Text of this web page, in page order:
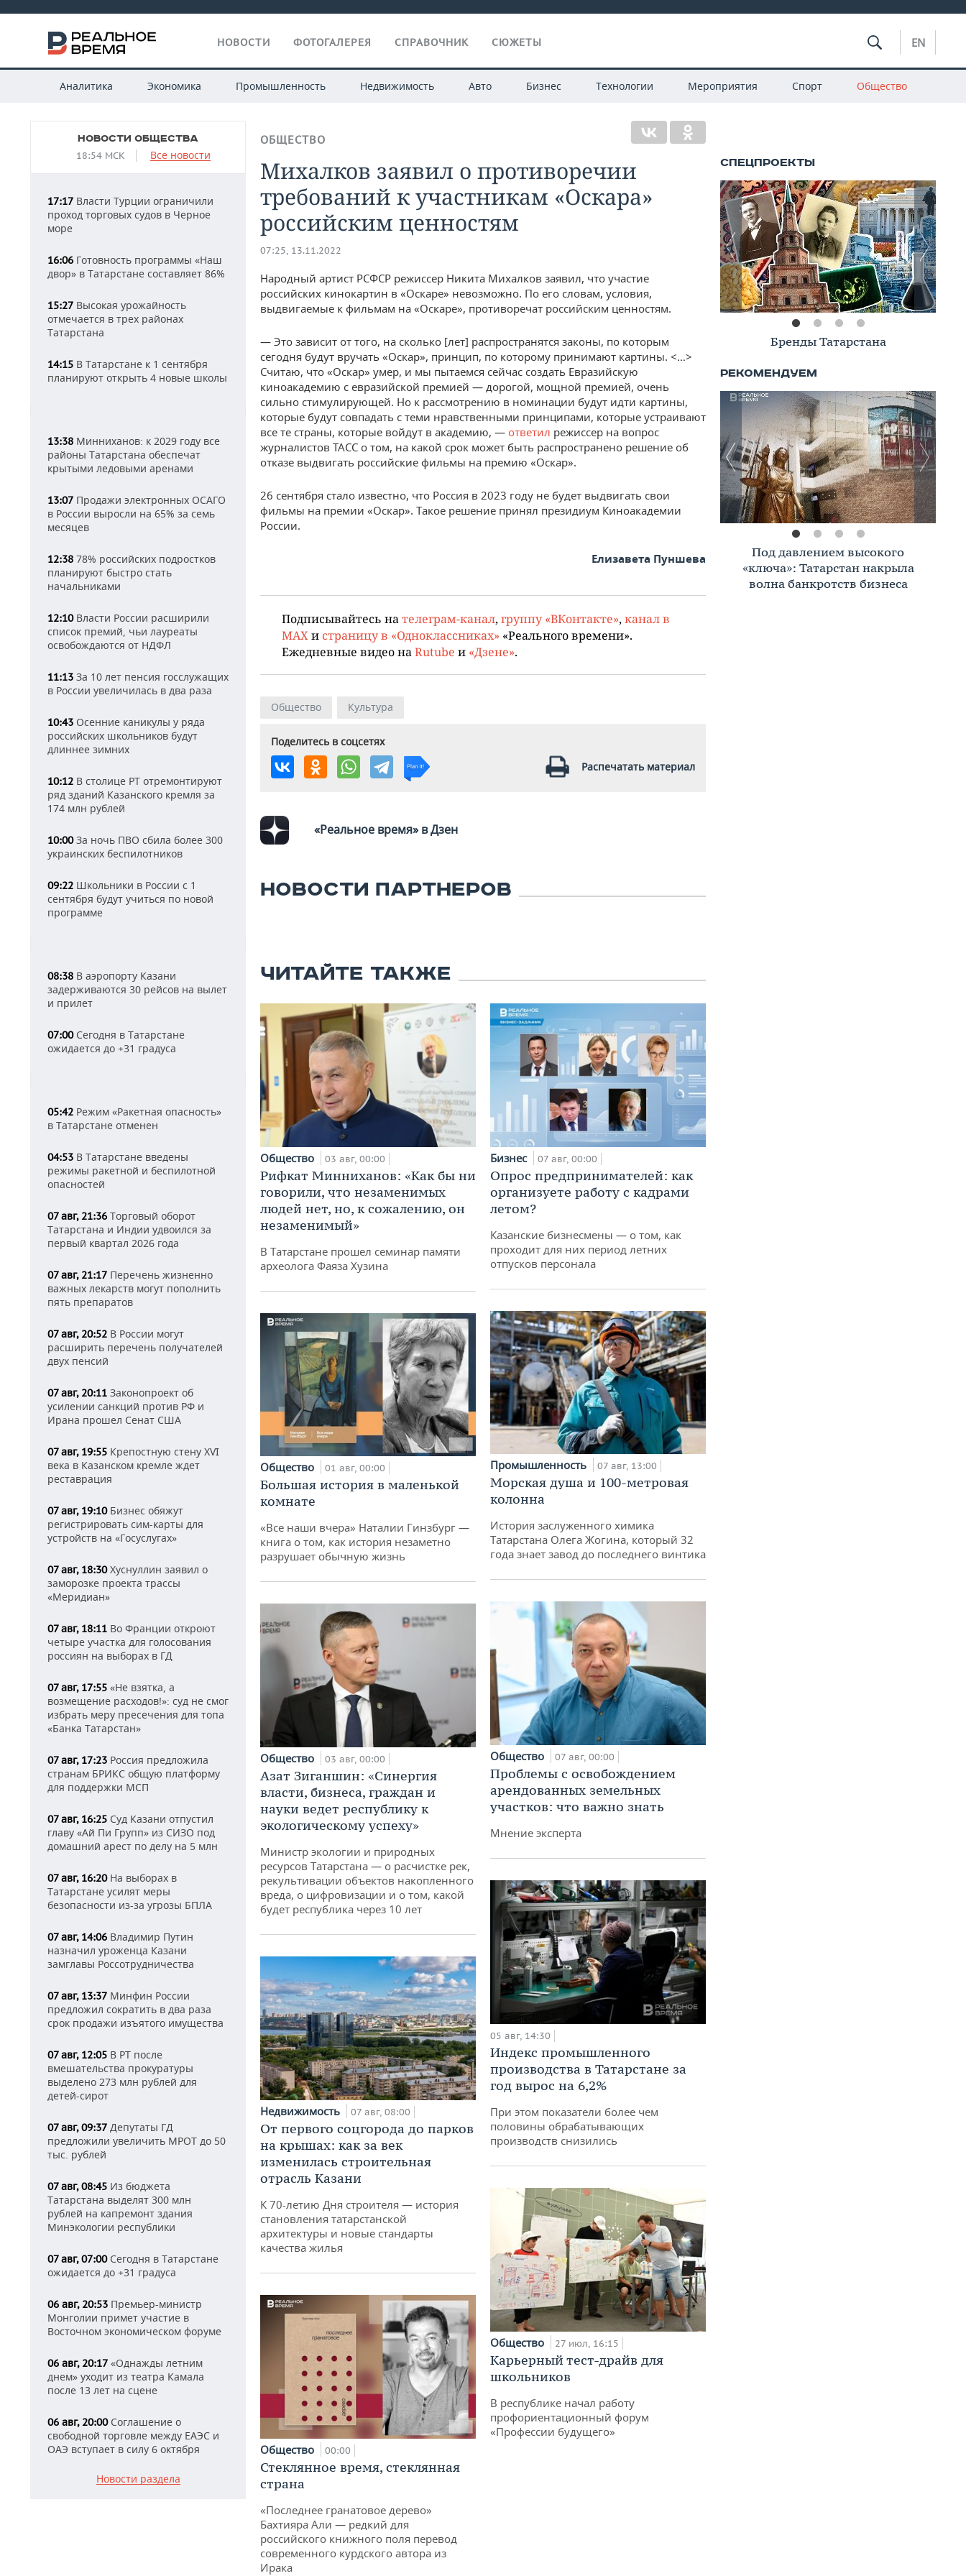
НОВОСТИ ФОТОГАЛЕРЕЯ СПРАВОЧНИК СЮЖЕТЫ EN
Аналитика Экономика Промышленность Недвижимость Авто Бизнес Технологии Мероприятия Спорт Общество
НОВОСТИ ОБЩЕСТВА
18:54 МСК Все новости
17:17 Власти Турции ограничили
проход торговых судов в Черное
море
16:06 Готовность программы «Наш
двор» в Татарстане составляет 86%
15:27 Высокая урожайность
отмечается в трех районах
Татарстана
14:15 В Татарстане к 1 сентября
планируют открыть 4 новые школы
13:38 Минниханов: к 2029 году все
районы Татарстана обеспечат
крытыми ледовыми аренами
13:07 Продажи электронных ОСАГО
в России выросли на 65% за семь
месяцев
12:38 78% российских подростков
планируют быстро стать
начальниками
12:10Власти России расширили
список премий, чьи лауреаты
освобождаются от НДФЛ
11:13 За 10 лет пенсия госслужащих
в России увеличилась в два раза
10:43 Осенние каникулы у ряда
российских школьников будут
длиннее зимних
10:12 В столице РТ отремонтируют
ряд зданий Казанского кремля за
174 млн рублей
10:00За ночь ПВО сбила более 300
украинских беспилотников
09:22 Школьники в России с 1
сентября будут учиться по новой
программе
08:38 В аэропорту Казани
задерживаются 30 рейсов на вылет
и прилет
07:00Сегодня в Татарстане
ожидается до +31 градуса
05:42 Режим «Ракетная опасность»
в Татарстане отменен
04:53 В Татарстане введены
режимы ракетной и беспилотной
опасностей
07 авг, 21:36 Торговый оборот
Татарстана и Индии удвоился за
первый квартал 2026 года
07 авг, 21:17 Перечень жизненно
важных лекарств могут пополнить
пять препаратов
07 авг, 20:52 В России могут
расширить перечень получателей
двух пенсий
07 авг, 20:11 Законопроект об
усилении санкций против РФ и
Ирана прошел Сенат США
07 авг, 19:55 Крепостную стену XVI
века в Казанском кремле ждет
реставрация
07 авг, 19:10Бизнес обяжут
регистрировать сим-карты для
устройств на «Госуслугах»
07 авг, 18:30Хуснуллин заявил о
заморозке проекта трассы
«Меридиан»
07 авг, 18:11 Во Франции откроют
четыре участка для голосования
россиян на выборах в ГД
07 авг, 17:55 «Не взятка, а
возмещение расходов!»: суд не смог
избрать меру пресечения для топа
«Банка Татарстан»
07 авг, 17:23 Россия предложила
странам БРИКС общую платформу
для поддержки МСП
07 авг, 16:25 Суд Казани отпустил
главу «Ай Пи Групп» из СИЗО под
домашний арест по делу на 5 млн
07 авг, 16:20На выборах в
Татарстане усилят меры
безопасности из-за угрозы БПЛА
07 авг, 14:06 Владимир Путин
назначил уроженца Казани
замглавы Россотрудничества
07 авг, 13:37 Минфин России
предложил сократить в два раза
срок продажи изъятого имущества
07 авг, 12:05 В РТ после
вмешательства прокуратуры
выделено 273 млн рублей для
детей-сирот
07 авг, 09:37 Депутаты ГД
предложили увеличить МРОТ до 50
тыс. рублей
07 авг, 08:45 Из бюджета
Татарстана выделят 300 млн
рублей на капремонт здания
Минэкологии республики
07 авг, 07:00Сегодня в Татарстане
ожидается до +31 градуса
06 авг, 20:53 Премьер-министр
Монголии примет участие в
Восточном экономическом форуме
06 авг, 20:17 «Однажды летним
днем» уходит из театра Камала
после 13 лет на сцене
06 авг, 20:00Соглашение о
свободной торговле между ЕАЭС и
ОАЭ вступает в силу 6 октября
Новости раздела
ОБЩЕСТВО
Михалков заявил о противоречии
требований к участникам «Оскара»
российским ценностям
07:25, 13.11.2022
Народный артист РСФСР режиссер Никита Михалков заявил, что участие
российских кинокартин в «Оскаре» невозможно. По его словам, условия,
выдвигаемые к фильмам на «Оскаре», противоречат российским ценностям.
— Это зависит от того, на сколько [лет] распространятся законы, по которым
сегодня будут вручать «Оскар», принцип, по которому принимают картины. <…>
Считаю, что «Оскар» умер, и мы пытаемся сейчас создать Евразийскую
киноакадемию с евразийской премией — дорогой, мощной премией, очень
сильно стимулирующей. Но к рассмотрению в номинации будут идти картины,
которые будут совпадать с теми нравственными принципами, которые устраивают
все те страны, которые войдут в академию, — ответил режиссер на вопрос
журналистов ТАСС о том, на какой срок может быть распространено решение об
отказе выдвигать российские фильмы на премию «Оскар».
26 сентября стало известно, что Россия в 2023 году не будет выдвигать свои
фильмы на премии «Оскар». Такое решение принял президиум Киноакадемии
России.
Елизавета Пуншева
Подписывайтесь на телеграм-канал, группу «ВКонтакте», канал в
MAX и страницу в «Одноклассниках» «Реального времени».
Ежедневные видео на Rutube и «Дзене».
Общество Культура
Поделитесь в соцсетях
Распечатать материал
«Реальное время» в Дзен
НОВОСТИ ПАРТНЕРОВ
ЧИТАЙТЕ ТАКЖЕ
Общество 03 авг, 00:00
Рифкат Минниханов: «Как бы ни
говорили, что незаменимых
людей нет, но, к сожалению, он
незаменимый»
В Татарстане прошел семинар памяти
археолога Фаяза Хузина
Общество 01 авг, 00:00
Большая история в маленькой
комнате
«Все наши вчера» Наталии Гинзбург —
книга о том, как история незаметно
разрушает обычную жизнь
Общество 03 авг, 00:00
Азат Зиганшин: «Синергия
власти, бизнеса, граждан и
науки ведет республику к
экологическому успеху»
Министр экологии и природных
ресурсов Татарстана — о расчистке рек,
рекультивации объектов накопленного
вреда, о цифровизации и о том, какой
будет республика через 10 лет
Недвижимость 07 авг, 08:00
От первого соцгорода до парков
на крышах: как за век
изменилась строительная
отрасль Казани
К 70-летию Дня строителя — история
становления татарстанской
архитектуры и новые стандарты
качества жилья
Общество 00:00
Стеклянное время, стеклянная
страна
«Последнее гранатовое дерево»
Бахтияра Али — редкий для
российского книжного поля перевод
современного курдского автора из
Ирака
Бизнес 07 авг, 00:00
Опрос предпринимателей: как
организуете работу с кадрами
летом?
Казанские бизнесмены — о том, как
проходит для них период летних
отпусков персонала
Промышленность 07 авг, 13:00
Морская душа и 100-метровая
колонна
История заслуженного химика
Татарстана Олега Жогина, который 32
года знает завод до последнего винтика
Общество 07 авг, 00:00
Проблемы с освобождением
арендованных земельных
участков: что важно знать
Мнение эксперта
05 авг, 14:30
Индекс промышленного
производства в Татарстане за
год вырос на 6,2%
При этом показатели более чем
половины обрабатывающих
производств снизились
Общество 27 июл, 16:15
Карьерный тест-драйв для
школьников
В республике начал работу
профориентационный форум
«Профессии будущего»
Книжная полка
Премиальное жилье в Казани:
тренды, критерии, покупатели в
2026 году